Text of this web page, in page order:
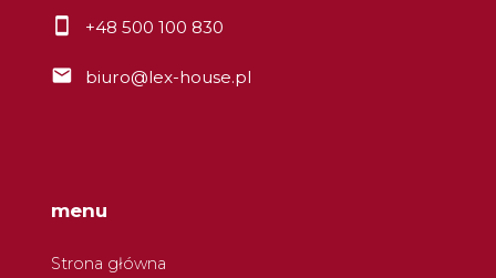
+48 500 100 830
biuro@lex-house.pl
menu
Strona główna